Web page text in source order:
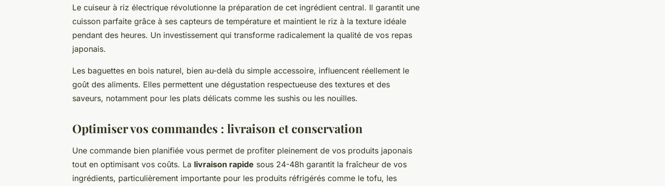
Le cuiseur à riz électrique révolutionne la préparation de cet ingrédient central. Il garantit une
cuisson parfaite grâce à ses capteurs de température et maintient le riz à la texture idéale
pendant des heures. Un investissement qui transforme radicalement la qualité de vos repas
japonais.
Les baguettes en bois naturel, bien au-delà du simple accessoire, influencent réellement le
goût des aliments. Elles permettent une dégustation respectueuse des textures et des
saveurs, notamment pour les plats délicats comme les sushis ou les nouilles.
Optimiser vos commandes : livraison et conservation
Une commande bien planifiée vous permet de profiter pleinement de vos produits japonais
tout en optimisant vos coûts. La livraison rapide sous 24-48h garantit la fraîcheur de vos
ingrédients, particulièrement importante pour les produits réfrigérés comme le tofu, les